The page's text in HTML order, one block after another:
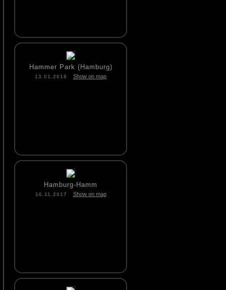
Hammer Park (Hamburg)
13.01.2018 Show on map
Hamburg-Hamm
16.11.2017 Show on map